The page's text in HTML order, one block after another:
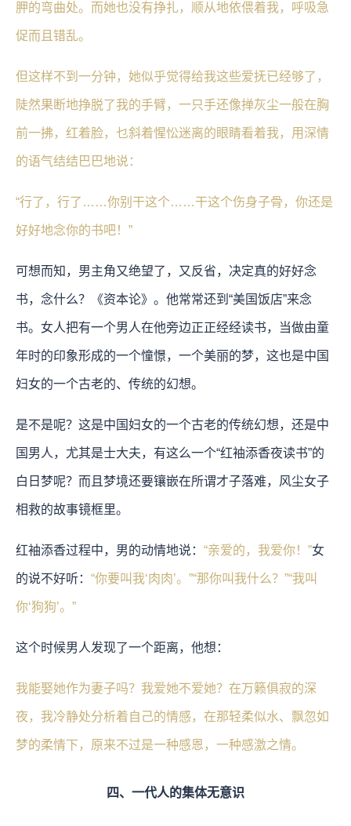
胛的弯曲处。而她也没有挣扎，顺从地依偎着我，呼吸急
促而且错乱。
但这样不到一分钟，她似乎觉得给我这些爱抚已经够了，
陡然果断地挣脱了我的手臂，一只手还像掸灰尘一般在胸
前一拂，红着脸，乜斜着惺忪迷离的眼睛看着我，用深情
的语气结结巴巴地说：
“行了，行了……你别干这个……干这个伤身子骨，你还是
好好地念你的书吧！”
可想而知，男主角又绝望了，又反省，决定真的好好念
书，念什么？《资本论》。他常常还到“美国饭店”来念
书。女人把有一个男人在他旁边正正经经读书，当做由童
年时的印象形成的一个憧憬，一个美丽的梦，这也是中国
妇女的一个古老的、传统的幻想。
是不是呢？这是中国妇女的一个古老的传统幻想，还是中
国男人，尤其是士大夫，有这么一个“红袖添香夜读书”的
白日梦呢？而且梦境还要镶嵌在所谓才子落难，风尘女子
相救的故事镜框里。
红袖添香过程中，男的动情地说： “亲爱的，我爱你！”女
的说不好听： “你要叫我‘肉肉’。”“那你叫我什么？”“我叫
你‘狗狗’。”
这个时候男人发现了一个距离，他想：
我能娶她作为妻子吗？我爱她不爱她？在万籁俱寂的深
夜，我冷静处分析着自己的情感，在那轻柔似水、飘忽如
梦的柔情下，原来不过是一种感恩，一种感激之情。
四、一代人的集体无意识